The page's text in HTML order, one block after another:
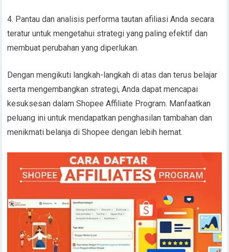
4. Pantau dan analisis performa tautan afiliasi Anda secara
teratur untuk mengetahui strategi yang paling efektif dan
membuat perubahan yang diperlukan.
Dengan mengikuti langkah-langkah di atas dan terus belajar
serta mengembangkan strategi, Anda dapat mencapai
kesuksesan dalam Shopee Affiliate Program. Manfaatkan
peluang ini untuk mendapatkan penghasilan tambahan dan
menikmati belanja di Shopee dengan lebih hemat.